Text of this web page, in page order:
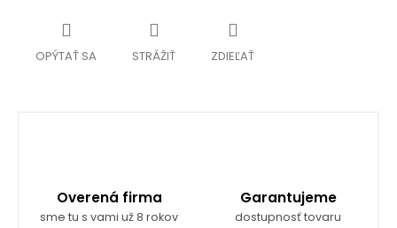
OPÝTAŤ SA STRÁŽIŤ ZDIEĽAŤ
Overená firma
sme tu s vami už 8 rokov
Garantujeme
dostupnosť tovaru